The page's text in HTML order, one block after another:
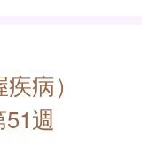
病）
週